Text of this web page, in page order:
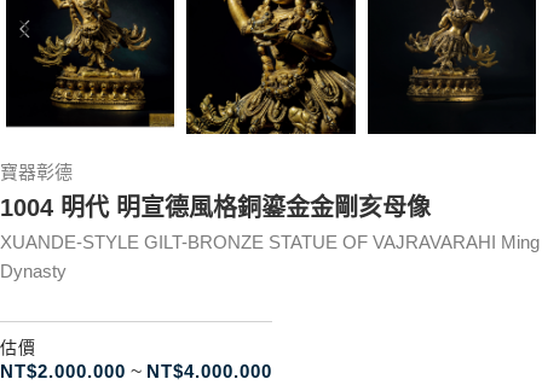
寶器彰德
1004 明代 明宣德風格銅鎏金金剛亥母像
XUANDE-STYLE GILT-BRONZE STATUE OF VAJRAVARAHI Ming
Dynasty
估價
NT$2.000.000 ~ NT$4.000.000